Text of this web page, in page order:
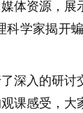
体资源，展
学家揭开
深入的研
课感受，大